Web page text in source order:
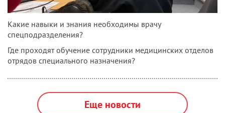
Какие навыки и знания необходимы врачу
спецподразделения?
Где проходят обучение сотрудники медицинских отделов
отрядов специального назначения?
Еще новости